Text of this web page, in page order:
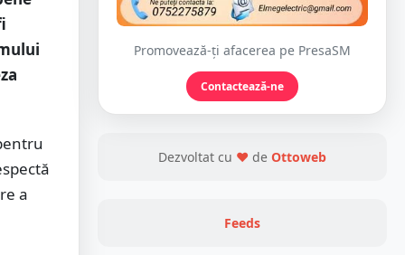
a
Promovează-ți afacerea pe PresaSM
Contactează-ne
Dezvoltat cu ❤ de Ottoweb
Feeds